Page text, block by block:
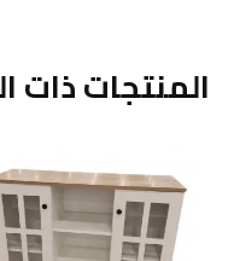
المنتجات ذات